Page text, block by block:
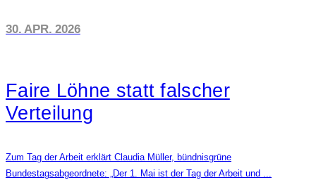
30. APR. 2026
Faire Löhne statt falscher
Verteilung
Zum Tag der Arbeit erklärt Claudia Müller, bündnisgrüne
Bundestagsabgeordnete: „Der 1. Mai ist der Tag der Arbeit und ...